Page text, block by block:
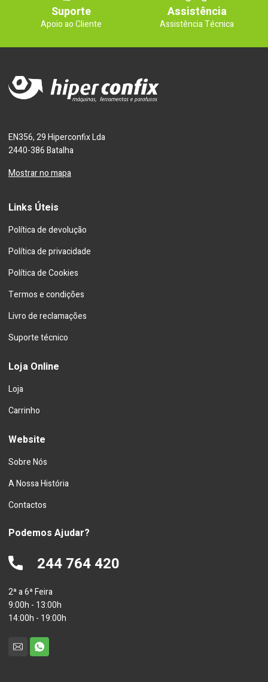
Suporte
Apoio ao Cliente
Assistência
Assistência Técnica
EN356, 29 Hiperconfix Lda
2440-386 Batalha
Mostrar no mapa
Links Úteis
Política de devolução
Política de privacidade
Política de Cookies
Termos e condições
Livro de reclamações
Suporte técnico
Loja Online
Loja
Carrinho
Website
Sobre Nós
A Nossa História
Contactos
Podemos Ajudar?
244 764 420
2ª a 6ª Feira
9:00h - 13:00h
14:00h - 19:00h